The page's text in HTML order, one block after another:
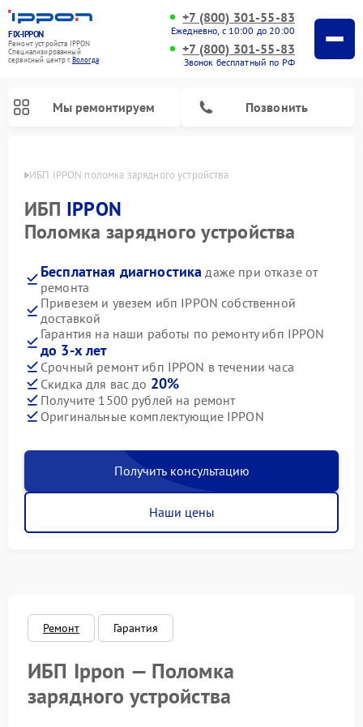
FIX-IPPON
Ремонт устройств IPPON
Специализированный
cервисный центр г.Вологда
+7 (800) 301-55-83
Ежедневно, с 10:00 до 20:00
+7 (800) 301-55-83
Звонок бесплатный по РФ
Мы ремонтируем Позвонить
ИБП IPPON поломка зарядного устройства
ИБП IPPON
Поломка зарядного устройства
Бесплатная диагностика даже при отказе от
ремонта
Привезем и увезем ибп IPPON собственной
доставкой
Гарантия на наши работы по ремонту ибп IPPON
до 3-х лет
Срочный ремонт ибп IPPON в течении часа
Скидка для вас до 20%
Получите 1500 рублей на ремонт
Оригинальные комплектующие IPPON
Получить консультацию
Наши цены
Ремонт Гарантия
ИБП Ippon — Поломка
зарядного устройства